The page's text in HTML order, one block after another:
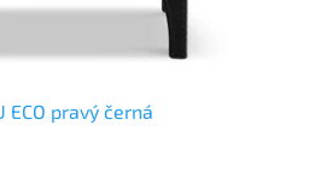
ECO pravý černá